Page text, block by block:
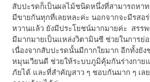
สับปะรดก็เป็นผลไม้ชนิดหนึ่งที่สามารถหาท
มีขายกันทุกที่เลยหละค่ะ นอกจากจะมีรสอร่
หวานแล้ว ยังมีประโยชน์มากมายค่ะ สรร
มีมากมายเป็นแหล่งวิตามินซี ช่วยในการย่
เนื่องจากสับปะรดนั้นมีกากใยมาก อีกทั้งยัง
หมุนเวียนดี ช่วยให้ระบบภูมิคุ้มกันร่างกาย
ภัยได้ และที่สำคัญสาว ๆ ชอบกันมาก ๆ เล